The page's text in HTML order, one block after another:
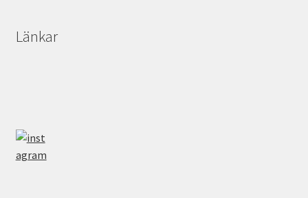
Länkar